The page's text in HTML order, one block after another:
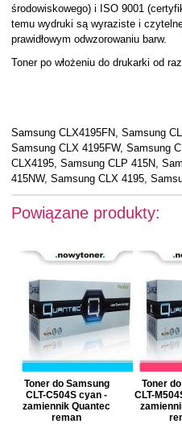
środowiskowego) i ISO 9001
temu wydruki są wyraziste i
prawidłowym odwzorowaniu barw.
Toner po włożeniu do drukarki od
Samsung CLX4195FN, Samsung
Samsung CLX 4195FW, Samsung
CLX4195, Samsung CLP 415N,
415NW, Samsung CLX 4195,
Powiązane produkty:
Toner do Samsung
CLT-C504S cyan -
zamiennik Quantec
reman
Toner
CLT-